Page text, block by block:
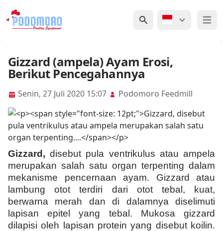
Open
Gizzard (ampela) Ayam Erosi,
Berikut Pencegahannya
Senin, 27 Juli 2020 15:07 Podomoro Feedmill
Gizzard,disebut pula ventrikulus atau ampela
merupakan salah satu organ terpenting dalam
mekanisme pencernaan ayam. Gizzard atau
lambung otot terdiri dari otot tebal, kuat,
berwarna merah dan di dalamnya diselimuti
lapisan epitel yang tebal. Mukosa gizzard
dilapisi oleh lapisan protein yang disebut koilin.